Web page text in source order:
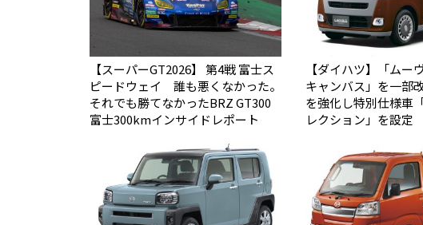
【スーパーGT2026】 第4戦 富士ス
ピードウェイ 誰も悪くなかった。
それでも勝てなかった――BRZ GT300
富士300kmインサイドレポート
【ダイハツ】「ムー
キャンバス」を一
を強化し特別仕様車
レクション」を設定